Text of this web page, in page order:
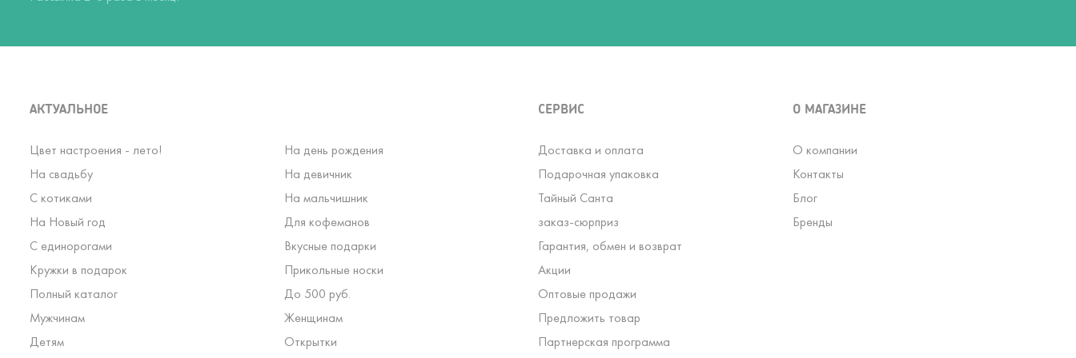
АКТУАЛЬНОЕ
Цвет настроения - лето!
На день рождения
На свадьбу
На девичник
С котиками
На мальчишник
На Новый год
Для кофеманов
С единорогами
Вкусные подарки
Кружки в подарок
Прикольные носки
Полный каталог
До 500 руб.
Мужчинам
Женщинам
Детям
Открытки
СЕРВИС
Доставка и оплата
Подарочная упаковка
Тайный Санта
заказ-сюрприз
Гарантия, обмен и возврат
Акции
Оптовые продажи
Предложить товар
Партнерская программа
О МАГАЗИНЕ
О компании
Контакты
Блог
Бренды